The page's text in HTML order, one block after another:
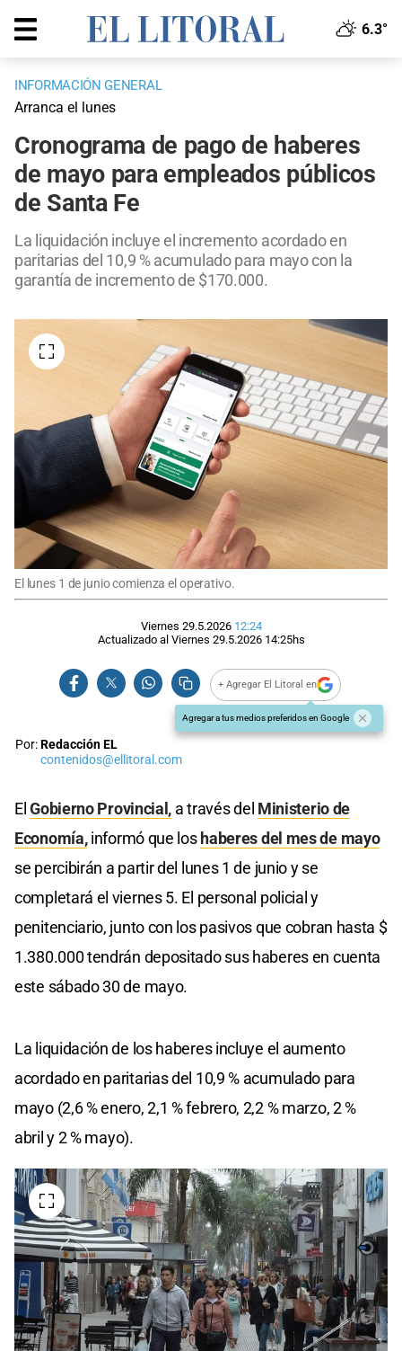
6.3°
INFORMACIÓN GENERAL
Arranca el lunes
Cronograma de pago de haberes
de mayo para empleados públicos
de Santa Fe
La liquidación incluye el incremento acordado en
paritarias del 10,9 % acumulado para mayo con la
garantía de incremento de $170.000.
El lunes 1 de junio comienza el operativo.
Viernes 29.5.2026 12:24
Actualizado al Viernes 29.5.2026 14:25hs
+ Agregar El Litoral en
Agregar a tus medios preferidos en Google
Por:Redacción EL
contenidos@ellitoral.com
ElGobierno Provincial, a través del Ministerio de
Economía,informó que loshaberes del mes de mayo
se percibirán a partir del lunes 1 de junio y se
completará el viernes 5. El personal policial y
penitenciario, junto con los pasivos que cobran hasta $
1.380.000 tendrán depositado sus haberes en cuenta
este sábado 30 de mayo.
La liquidación de los haberes incluye el aumento
acordado en paritarias del 10,9 % acumulado para
mayo (2,6 % enero, 2,1 % febrero, 2,2 % marzo, 2 %
abril y 2 % mayo).